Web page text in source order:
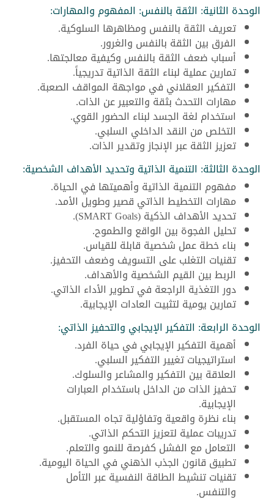
الوحدة الثانية: الثقة بالنفس: المفهوم والمهارات:
تعريف الثقة بالنفس ومظاهرها السلوكية.
الفرق بين الثقة بالنفس والغرور.
أسباب ضعف الثقة بالنفس وكيفية معالجتها.
تمارين عملية لبناء الثقة الذاتية تدريجياً.
التفكير العقلاني في مواجهة المواقف الصعبة.
مهارات التحدث بثقة والتعبير عن الذات.
استخدام لغة الجسد لبناء الحضور القوي.
التخلص من النقد الداخلي السلبي.
تعزيز الثقة عبر الإنجاز وتقدير الذات.
الوحدة الثالثة: التنمية الذاتية وتحديد الأهداف الشخصية:
مفهوم التنمية الذاتية وأهميتها في الحياة.
مهارات التخطيط الذاتي قصير وطويل الأمد.
تحديد الأهداف الذكية (SMART Goals).
تحليل الفجوة بين الواقع والطموح.
بناء خطة عمل شخصية قابلة للقياس.
تقنيات التغلب على التسويف وضعف التحفيز.
الربط بين القيم الشخصية والأهداف.
دور التغذية الراجعة في تطوير الأداء الذاتي.
تمارين يومية لتثبيت العادات الإيجابية.
الوحدة الرابعة: التفكير الإيجابي والتحفيز الذاتي:
أهمية التفكير الإيجابي في حياة الفرد.
استراتيجيات تغيير التفكير السلبي.
العلاقة بين التفكير والمشاعر والسلوك.
تحفيز الذات من الداخل باستخدام العبارات
الإيجابية.
بناء نظرة واقعية وتفاؤلية تجاه المستقبل.
تدريبات عملية لتعزيز التحكم الذاتي.
التعامل مع الفشل كفرصة للنمو والتعلم.
تطبيق قانون الجذب الذهني في الحياة اليومية.
تقنيات تنشيط الطاقة النفسية عبر التأمل
والتنفس.